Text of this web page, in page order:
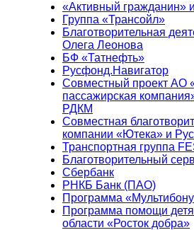
«Активный гражданин»
Группа «Трансойл»
Благотворительная
Олега Леонова
БФ «Татнефть»
Русфонд.Навигатор
Совместный проект АО
пассажирская
РДКМ
Совместная
компании «Ютека» и
Транспортная группа
Благотворительный
Сбербанк
РНКБ Банк (ПАО)
Программа
Программа помощи
области «Росток добра»